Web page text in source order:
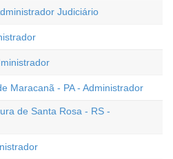
Judiciário
Maracanã - PA - Administrador
de Santa Rosa - RS -